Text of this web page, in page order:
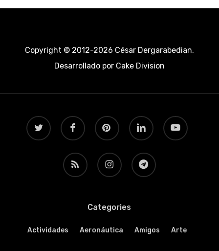
Copyright © 2012-2026 César Dergarabedian.
Desarrollado porCake Division
twitter facebook pinterest linkedin youtube
RSS instagram telegram
Categories
Actividades Aeronáutica Amigos Arte